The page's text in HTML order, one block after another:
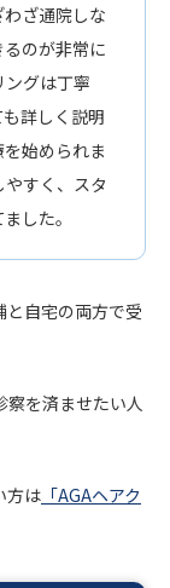
ざ通院しな
のが非常に
グは丁寧
詳しく説明
始められま
すく、スタ
した。
と自宅の両方で受
を済ませたい人
方は 「AGAヘアク